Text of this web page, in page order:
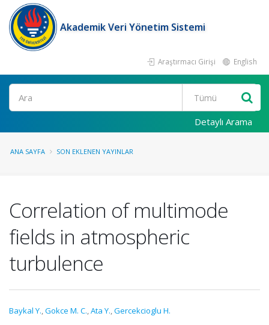
Akademik Veri Yönetim Sistemi
Araştırmacı Girişi English
Ara
Detaylı Arama
ANA SAYFA SON EKLENEN YAYINLAR
Correlation of multimode
fields in atmospheric
turbulence
Baykal Y.,Gokce M. C.,Ata Y.,Gercekcioglu H.